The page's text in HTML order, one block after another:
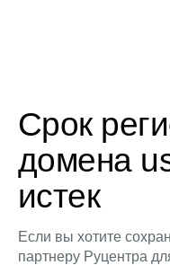
Срок
домена
истек
Если вы хотите
партнеру Руцентра